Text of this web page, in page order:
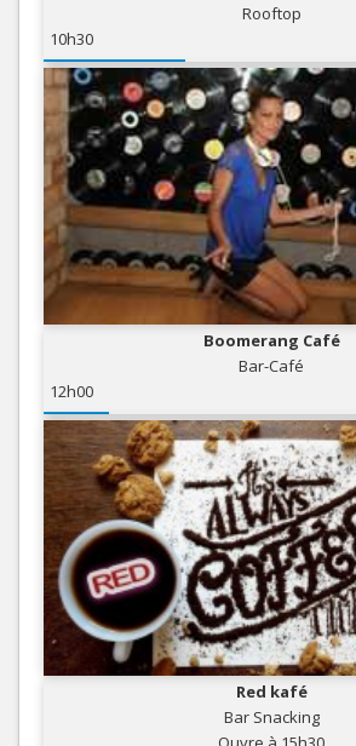
Rooftop
10h30
Boomerang Café
Bar-Café
12h00
Red kafé
Bar Snacking